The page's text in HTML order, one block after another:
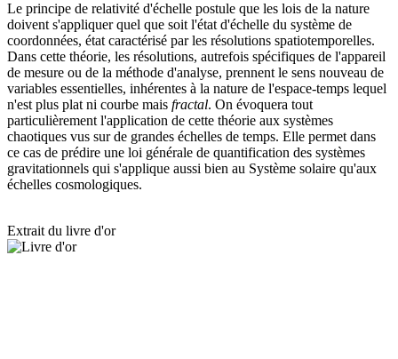
Le principe de relativité d'échelle postule que les lois de la nature
doivent s'appliquer quel que soit l'état d'échelle du système de
coordonnées, état caractérisé par les résolutions spatiotemporelles.
Dans cette théorie, les résolutions, autrefois spécifiques de l'appareil
de mesure ou de la méthode d'analyse, prennent le sens nouveau de
variables essentielles, inhérentes à la nature de l'espace-temps lequel
n'est plus plat ni courbe mais fractal. On évoquera tout
particulièrement l'application de cette théorie aux systèmes
chaotiques vus sur de grandes échelles de temps. Elle permet dans
ce cas de prédire une loi générale de quantification des systèmes
gravitationnels qui s'applique aussi bien au Système solaire qu'aux
échelles cosmologiques.
Extrait du livre d'or